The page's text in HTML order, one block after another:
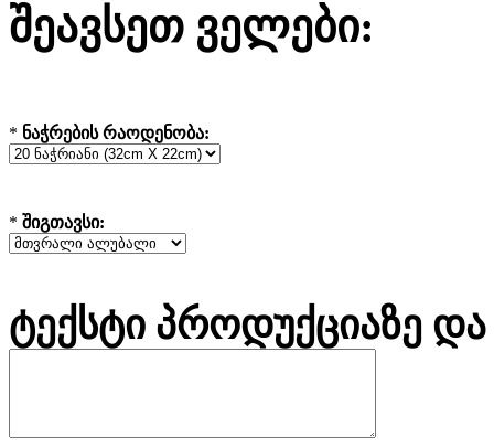
შეავსეთ ველები:
* ნაჭრების რაოდენობა:
* შიგთავსი:
ტექსტი პროდუქციაზე და